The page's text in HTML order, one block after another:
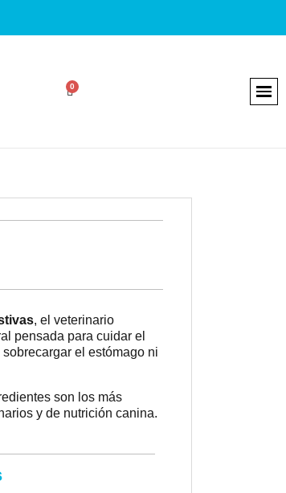
, el veterinario
pensada para cuidar el
el estómago ni
son los más
y de nutrición canina.